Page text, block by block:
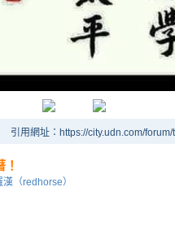
引用網址：https://city.udn.com/
（redhorse）